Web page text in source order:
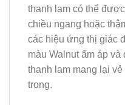
thanh lam có thể
chiều ngang hoặc
các hiệu ứng thị giác
màu Walnut ấm áp
thanh lam mang lại
trọng.